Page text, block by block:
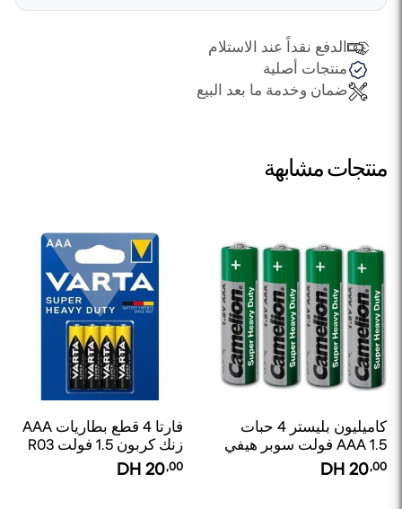
الدفع نقداً عند الاستلام
منتجات أصلية
ضمان وخدمة ما بعد البيع
منتجات مشابهة
كاميليون بليستر 4 حبات
AAA 1.5 فولت سوبر هيفي
ديوتي LR03
20,00
فارتا 4 قطع بطاريات AAA
زنك كربون 1.5 فولت R03
سوبر هيفي ديوتي
20,00